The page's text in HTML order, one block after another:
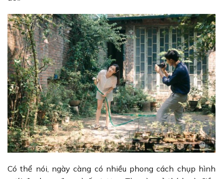
Có thể nói, ngày càng có nhiều phong cách chụp hình